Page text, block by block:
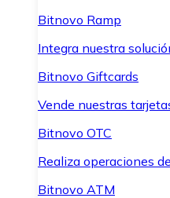
Bitnovo Ramp
Integra nuestra
Bitnovo Giftcards
Vende nuestras
Bitnovo OTC
Realiza operaciones
Bitnovo ATM